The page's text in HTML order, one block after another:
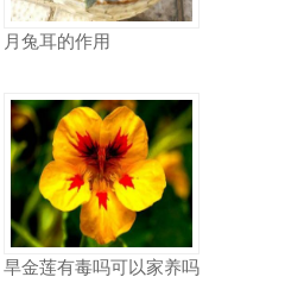
月兔耳的作用
旱金莲有毒吗可以家养吗